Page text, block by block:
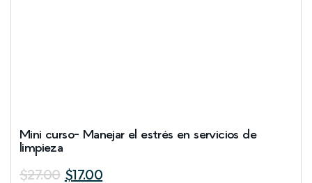
Mini curso- Manejar el estrés en servicios de
limpieza
$27.00 $17.00